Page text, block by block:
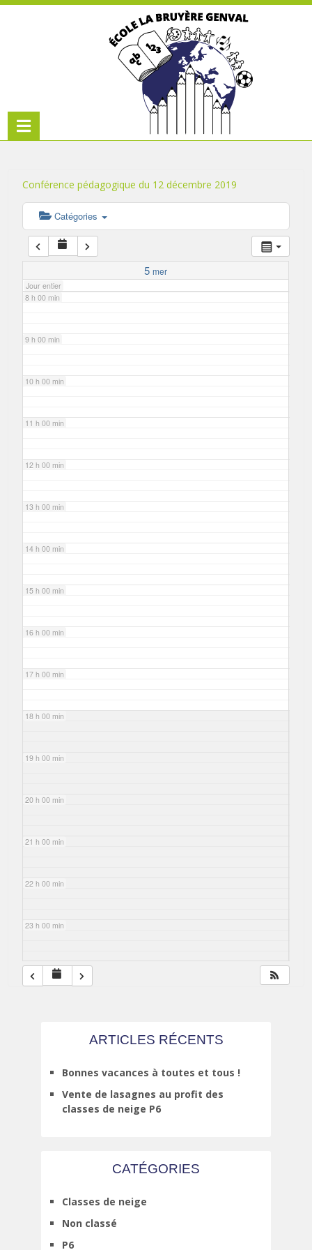
Conférence pédagogique du 12 décembre 2019
Catégories
5 mer
Jour entier
1 h 00 min
4 h 00 min
6 h 00 min
7 h 00 min
8 h 00 min
9 h 00 min
10 h 00 min
11 h 00 min
12 h 00 min
13 h 00 min
14 h 00 min
15 h 00 min
16 h 00 min
17 h 00 min
18 h 00 min
19 h 00 min
20 h 00 min
21 h 00 min
22 h 00 min
23 h 00 min
ARTICLES RÉCENTS
Bonnes vacances à toutes et tous !
Vente de lasagnes au profit des
classes de neige P6
CATÉGORIES
Classes de neige
Non classé
P6